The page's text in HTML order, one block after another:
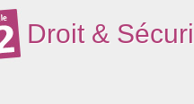
Droit &